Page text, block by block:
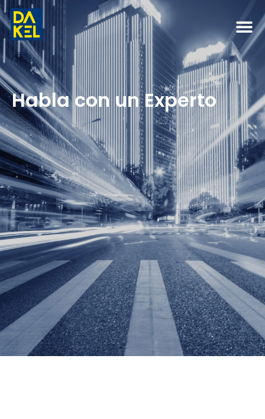
Habla con un Experto